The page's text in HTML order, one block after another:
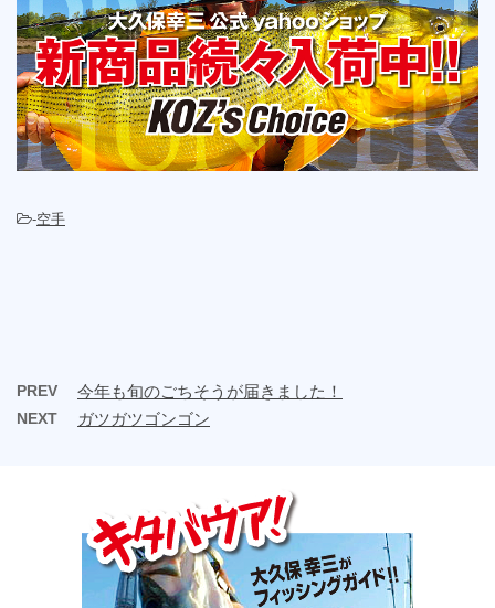
-空手
PREV 今年も旬のごちそうが届きました！
NEXT ガツガツゴンゴン